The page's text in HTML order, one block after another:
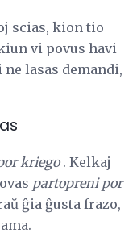
scias, kion tio
vi povus havi
lasas demandi,
kriego. Kelkaj
partopreni por
ĝia ĝusta frazo,